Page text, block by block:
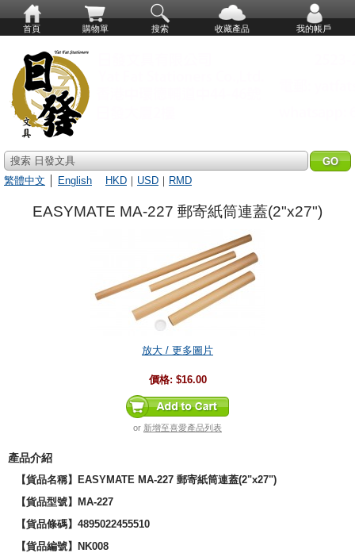
首頁 購物單 搜索 收藏產品 我的帳戶
搜索 日發文具
繁體中文
English HKD ｜ USD ｜ RMD
EASYMATE MA-227 郵寄紙筒連蓋(2"x27")
放大 / 更多圖片
價格: $16.00
or 新增至喜愛產品列表
產品介紹
【貨品名稱】EASYMATE MA-227 郵寄紙筒連蓋(2"x27")
【貨品型號】
MA-227
【貨品條碼】4895022455510
【貨品編號】NK008